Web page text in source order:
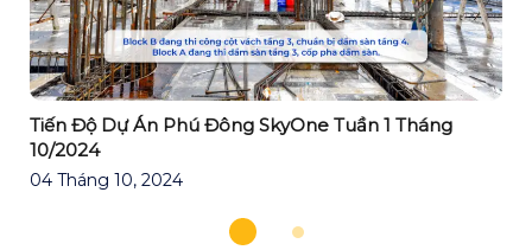
Tiến Độ Dự Án Phú Đông SkyOne Tuần 1 Tháng
10/2024
04 Tháng 10, 2024